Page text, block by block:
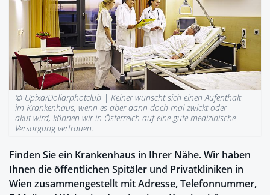
© Upixa/Dollarphotclub |Keiner wünscht sich einen Aufenthalt
im Krankenhaus, wenn es aber dann doch mal zwickt oder
akut wird, können wir in Österreich auf eine gute medizinische
Versorgung vertrauen.
Finden Sie ein Krankenhaus in Ihrer Nähe. Wir haben
Ihnen die öffentlichen Spitäler und Privatkliniken in
Wien zusammengestellt mit Adresse, Telefonnummer,